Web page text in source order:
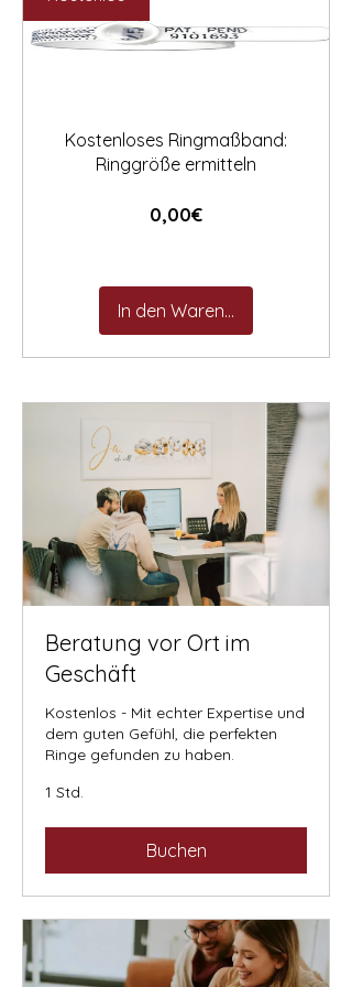
Kostenloses Ringmaßband:
Ringgröße ermitteln
0,00€Preis
In den Warenkorb
Beratung vor Ort im
Geschäft
Kostenlos - Mit echter Expertise und
dem guten Gefühl, die perfekten
Ringe gefunden zu haben.
1 Std.
Buchen